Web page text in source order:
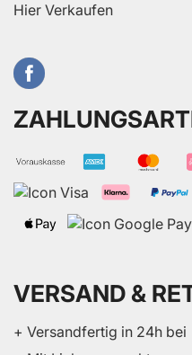
Hier Verkaufen
VERSAND &
+ Versandfertig in 24h bei